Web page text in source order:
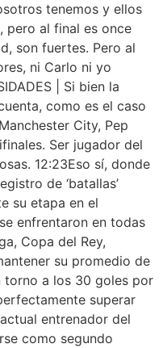
tenemos y ellos
pero al final es once
son fuertes. Pero al
ni Carlo ni yo
| Si bien la
como es el caso
City, Pep
Ser jugador del
12:23Eso sí, donde
de ‘batallas’
su etapa en el
enfrentaron en todas
Copa del Rey,
su promedio de
torno a los 30 goles por
superar
entrenador del
como segundo